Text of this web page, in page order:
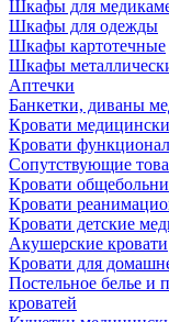
Шкафы для
Шкафы для одежды
Шкафы картотечные
Шкафы
Аптечки
Банкетки, диваны
Кровати
Кровати
Сопутствующие
Кровати
Кровати
Кровати детские
Акушерские кровати
Кровати для
Постельное белье и
кроватей